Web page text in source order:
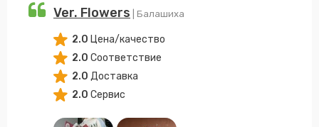
Ver. Flowers | Балашиха
2.0 Цена/качество
2.0 Соответствие
2.0 Доставка
2.0 Сервис